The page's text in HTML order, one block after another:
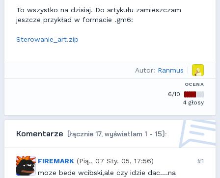
To wszystko na dzisiaj. Do artykułu zamieszczam
jeszcze przykład w formacie .gm6:
Sterowanie_art.zip
Autor: Ranmus
OCENA
6/10
4 głosy
Komentarze (łącznie 17, wyświetlam 1 - 15):
FIREMARK (Pią., 07 Sty. 05, 17:56)
#1
moze bede wcibski,ale czy idzie dac....na